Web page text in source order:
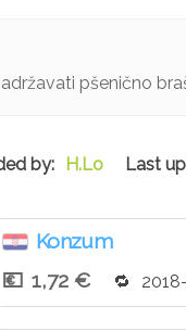
pšenično
H.Lo
Konzum
1,72 €